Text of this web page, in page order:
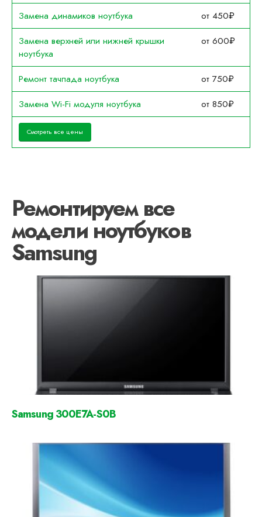
Замена динамиков ноутбука
от 450₽
Замена верхней или нижней крышки
ноутбука
от 600₽
Ремонт тачпада ноутбука
от 750₽
Замена Wi-Fi модуля ноутбука
от 850₽
Смотреть все цены
Ремонтируем все
модели ноутбуков
Samsung
Samsung 300E7A-S0B